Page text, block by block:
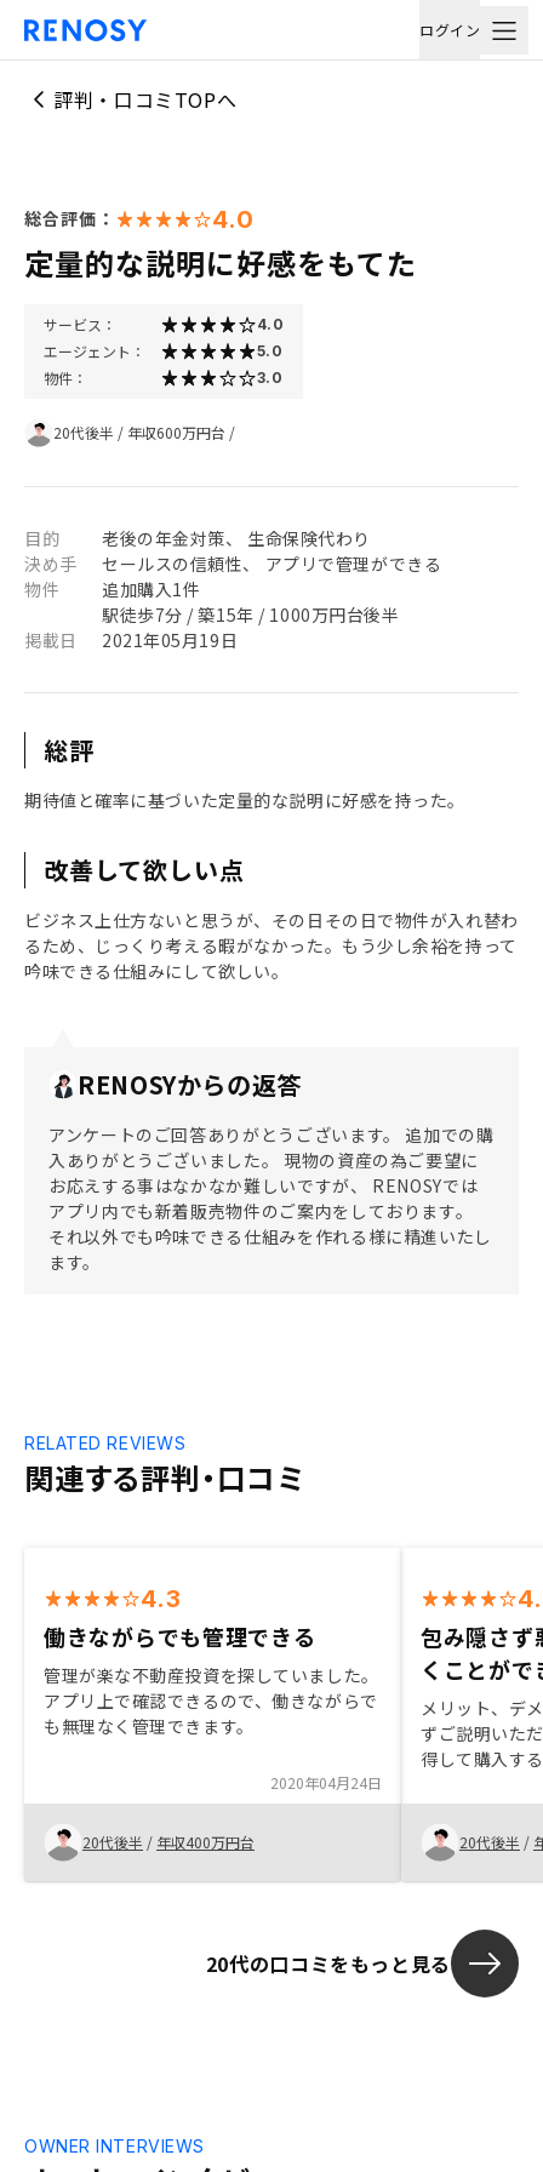
ログイン
評判・口コミTOPへ
総合評価： 4.0
定量的な説明に好感をもてた
サービス： 4.0
エージェント： 5.0
物件： 3.0
20代後半 / 年収600万円台 /
目的
老後の年金対策、 生命保険代わり
決め手
セールスの信頼性、 アプリで管理ができる
物件
追加購入1件
駅徒歩7分 / 築15年 / 1000万円台後半
掲載日
2021年05月19日
総評
期待値と確率に基づいた定量的な説明に好感を持った。
改善して欲しい点
ビジネス上仕方ないと思うが、その日その日で物件が入れ替わ
るため、じっくり考える暇がなかった。もう少し余裕を持って
吟味できる仕組みにして欲しい。
RENOSYからの返答
アンケートのご回答ありがとうございます。 追加での購
入ありがとうございました。 現物の資産の為ご要望に
お応えする事はなかなか難しいですが、 RENOSYでは
アプリ内でも新着販売物件のご案内をしております。
それ以外でも吟味できる仕組みを作れる様に精進いたし
ます。
関連する評判・口コミ
RELATED REVIEWS
4.3
働きながらでも管理できる
管理が楽な不動産投資を探していました。
アプリ上で確認できるので、働きながらで
も無理なく管理できます。
2020年04月24日
20代後半 / 年収400万円台
包み隠さず
くことが
メリット、デ
ずご説明いた
得して購入す
20代後半 /
20代の口コミをもっと見る
OWNER INTERVIEWS